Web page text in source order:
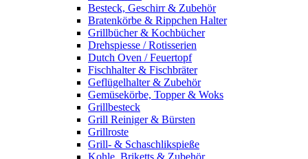
Besteck, Geschirr & Zubehör
Bratenkörbe & Rippchen Halter
Grillbücher & Kochbücher
Drehspiesse / Rotisserien
Dutch Oven / Feuertopf
Fischhalter & Fischbräter
Geflügelhalter & Zubehör
Gemüsekörbe, Topper & Woks
Grillbesteck
Grill Reiniger & Bürsten
Grillroste
Grill- & Schaschlikspieße
Kohle, Briketts & Zubehör